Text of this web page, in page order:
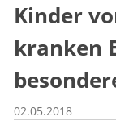
Kinder
kranken
02.05.2018